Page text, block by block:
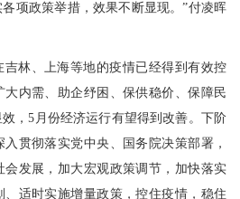
项政策举措，效果不断显现。”付凌晖
林、上海等地的疫情已经得到有效控
内需、助企纾困、保供稳价、保障民
，5月份经济运行有望得到改善。下阶
贯彻落实党中央、国务院决策部署，
发展，加大宏观政策调节，加快落实
适时实施增量政策，控住疫情，稳住